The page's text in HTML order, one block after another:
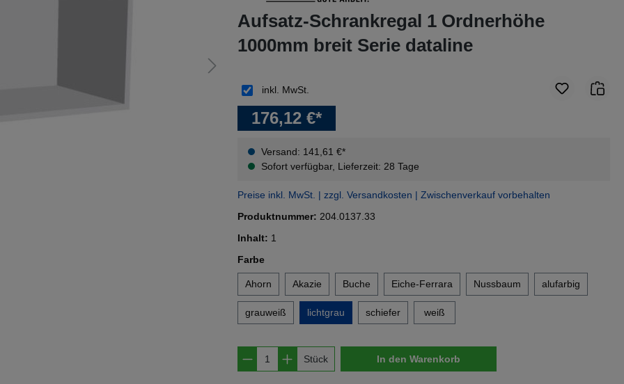
Aufsatz-Schrankregal 1 Ordnerhöhe
1000mm breit Serie dataline
176,12 €*
Versand: 141,61 €*
Sofort verfügbar, Lieferzeit: 28 Tage
inkl. MwSt.
Preise inkl. MwSt. | zzgl. Versandkosten | Zwischenverkauf vorbehalten
Produktnummer: 204.0137.33
Inhalt: 1
Farbeauswählen
Ahorn Akazie Buche Eiche-Ferrara Nussbaum alufarbig
grauweiß lichtgrau schiefer weiß
Produkt Anzahl: Gib den gewünschten Wert ein
Stück In den Warenkorb